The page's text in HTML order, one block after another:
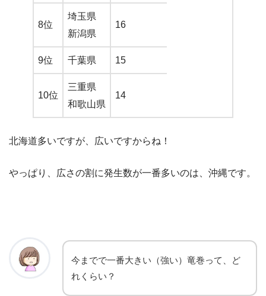
8位
埼玉県
新潟県
16
9位 千葉県 15
10位
三重県
和歌山県
14
北海道多いですが、広いですからね！
やっぱり、広さの割に発生数が一番多いのは、沖縄です。
今までで一番大きい（強い）竜巻って、ど
れくらい？